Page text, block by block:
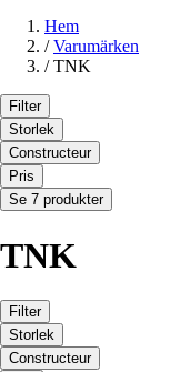
Hem
/ Varumärken
/ TNK
Filter
Storlek
Constructeur
Pris
Se 7 produkter
TNK
Filter
Storlek
Constructeur